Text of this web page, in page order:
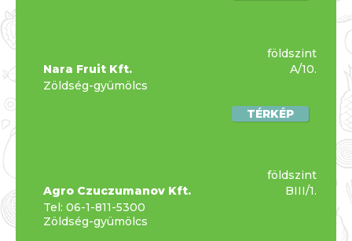
Nara Fruit Kft.
Zöldség-gyümölcs
TÉRKÉP
földszint
A/10.
Agro Czuczumanov Kft.
Tel: 06-1-811-5300
Zöldség-gyümölcs
földszint
BIII/1.